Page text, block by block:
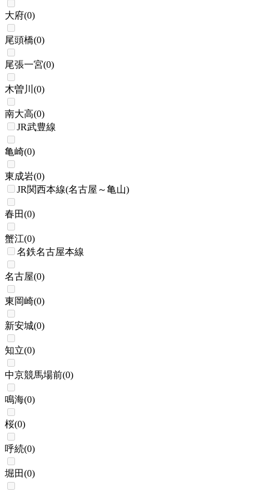
大府(0)
尾頭橋(0)
尾張一宮(0)
木曽川 (0)
南大高(0)
JR武豊線
亀崎(0)
東成岩(0)
JR関西本線(名古屋～亀山)
春田(0)
蟹江(0)
名鉄名古屋本線
名古屋(0)
東岡崎(0)
新安城(0)
知立(0)
中京競馬場前(0)
鳴海(0)
桜(0)
呼続(0)
堀田(0)